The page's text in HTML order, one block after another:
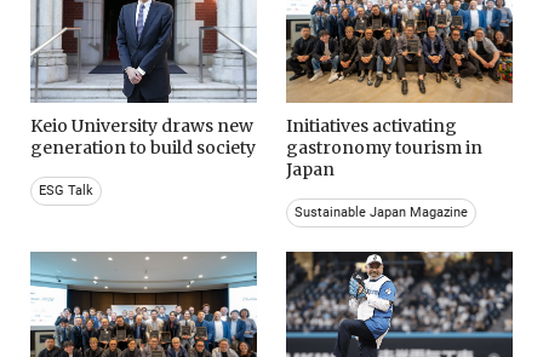
Keio University draws new
generation to build society
ESG Talk
Initiatives activating
gastronomy tourism in
Japan
Sustainable Japan Magazine